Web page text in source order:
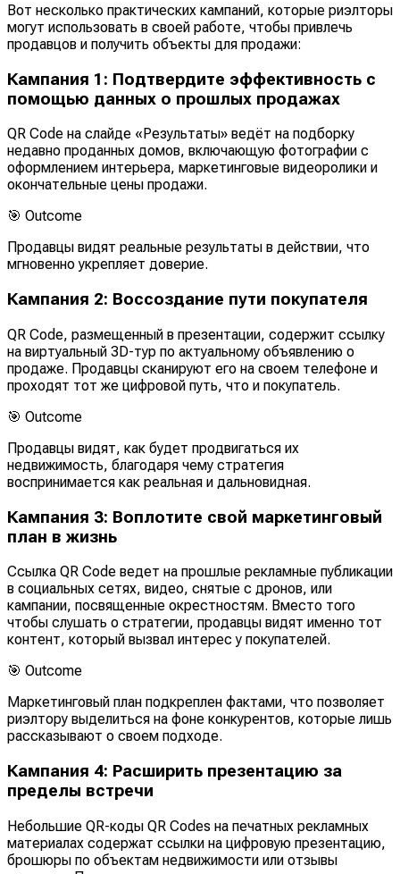
Вот несколько практических кампаний, которые риэлторы
могут использовать в своей работе, чтобы привлечь
продавцов и получить объекты для продажи:
Кампания 1: Подтвердите эффективность с
помощью данных о прошлых продажах
QR Code на слайде «Результаты» ведёт на подборку
недавно проданных домов, включающую фотографии с
оформлением интерьера, маркетинговые видеоролики и
окончательные цены продажи.
🎯 Outcome
Продавцы видят реальные результаты в действии, что
мгновенно укрепляет доверие.
Кампания 2: Воссоздание пути покупателя
QR Code, размещенный в презентации, содержит ссылку
на виртуальный 3D-тур по актуальному объявлению о
продаже. Продавцы сканируют его на своем телефоне и
проходят тот же цифровой путь, что и покупатель.
🎯 Outcome
Продавцы видят, как будет продвигаться их
недвижимость, благодаря чему стратегия
воспринимается как реальная и дальновидная.
Кампания 3: Воплотите свой маркетинговый
план в жизнь
Ссылка QR Code ведет на прошлые рекламные публикации
в социальных сетях, видео, снятые с дронов, или
кампании, посвященные окрестностям. Вместо того
чтобы слушать о стратегии, продавцы видят именно тот
контент, который вызвал интерес у покупателей.
🎯 Outcome
Маркетинговый план подкреплен фактами, что позволяет
риэлтору выделиться на фоне конкурентов, которые лишь
рассказывают о своем подходе.
Кампания 4: Расширить презентацию за
пределы встречи
Небольшие QR-коды QR Codes на печатных рекламных
материалах содержат ссылки на цифровую презентацию,
брошюры по объектам недвижимости или отзывы